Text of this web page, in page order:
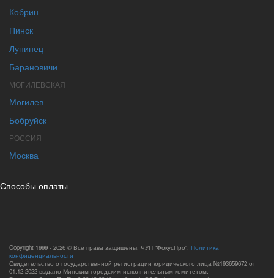
Кобрин
Пинск
Лунинец
Барановичи
МОГИЛЕВСКАЯ
Могилев
Бобруйск
РОССИЯ
Москва
Способы оплаты
Copyright 1999 - 2026 © Все права защищены. ЧУП "ФокусПро". Политика
конфиденциальности
Свидетельство о государственной регистрации юридического лица №193659672 от
01.12.2022 выдано Минским городским исполнительным комитетом.